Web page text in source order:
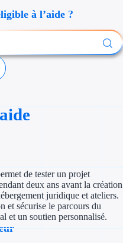
Création
Aides sans
Subventions
à l’aide ?
de tester un projet
deux ans avant la création
juridique et ateliers.
et sécurise le parcours du
et un soutien personnalisé.